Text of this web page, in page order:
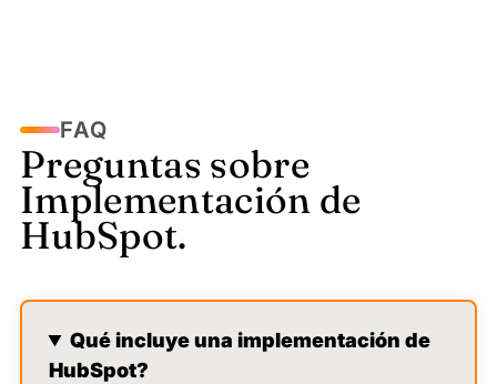
★★★★★5/5
Me gusta la administración de
contenido y buenos patrocinadores Estamos
integrando más a las empresas del Clúster
FAQ
Preguntas sobre
Implementación de
HubSpot.
Qué incluye una implementación de
HubSpot?